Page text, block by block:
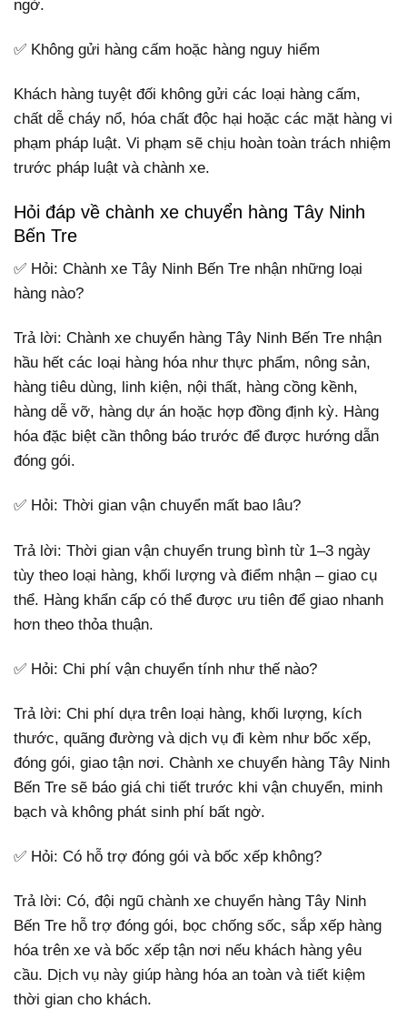
ngờ.
✅ Không gửi hàng cấm hoặc hàng nguy hiểm
Khách hàng tuyệt đối không gửi các loại hàng cấm,
chất dễ cháy nổ, hóa chất độc hại hoặc các mặt hàng vi
phạm pháp luật. Vi phạm sẽ chịu hoàn toàn trách nhiệm
trước pháp luật và chành xe.
Hỏi đáp về chành xe chuyển hàng Tây Ninh
Bến Tre
✅ Hỏi: Chành xe Tây Ninh Bến Tre nhận những loại
hàng nào?
Trả lời: Chành xe chuyển hàng Tây Ninh Bến Tre nhận
hầu hết các loại hàng hóa như thực phẩm, nông sản,
hàng tiêu dùng, linh kiện, nội thất, hàng cồng kềnh,
hàng dễ vỡ, hàng dự án hoặc hợp đồng định kỳ. Hàng
hóa đặc biệt cần thông báo trước để được hướng dẫn
đóng gói.
✅ Hỏi: Thời gian vận chuyển mất bao lâu?
Trả lời: Thời gian vận chuyển trung bình từ 1–3 ngày
tùy theo loại hàng, khối lượng và điểm nhận – giao cụ
thể. Hàng khẩn cấp có thể được ưu tiên để giao nhanh
hơn theo thỏa thuận.
✅ Hỏi: Chi phí vận chuyển tính như thế nào?
Trả lời: Chi phí dựa trên loại hàng, khối lượng, kích
thước, quãng đường và dịch vụ đi kèm như bốc xếp,
đóng gói, giao tận nơi. Chành xe chuyển hàng Tây Ninh
Bến Tre sẽ báo giá chi tiết trước khi vận chuyển, minh
bạch và không phát sinh phí bất ngờ.
✅ Hỏi: Có hỗ trợ đóng gói và bốc xếp không?
Trả lời: Có, đội ngũ chành xe chuyển hàng Tây Ninh
Bến Tre hỗ trợ đóng gói, bọc chống sốc, sắp xếp hàng
hóa trên xe và bốc xếp tận nơi nếu khách hàng yêu
cầu. Dịch vụ này giúp hàng hóa an toàn và tiết kiệm
thời gian cho khách.